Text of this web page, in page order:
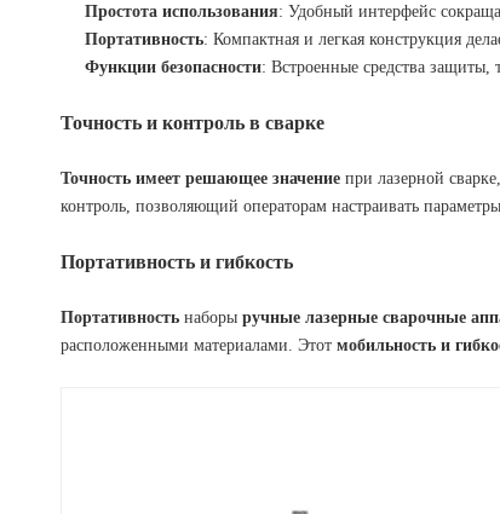
Простота использования: Удобный интерфейс
Портативность: Компактная и легкая конструкция
Функции безопасности: Встроенные средства защиты,
Точность и контроль в сварке
Точность имеет решающее значение при лазерной
контроль, позволяющий операторам настраивать параметры
Портативность и гибкость
Портативность наборы ручные лазерные сварочные
расположенными материалами. Этот мобильность и